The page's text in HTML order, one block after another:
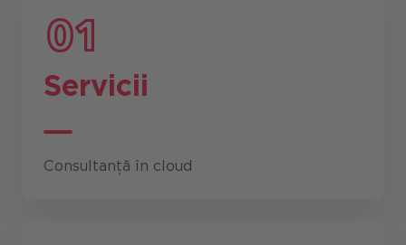
Servicii
Consultanță în cloud